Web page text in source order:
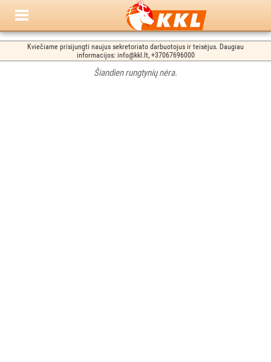
Kviečiame prisijungti naujus sekretoriato darbuotojus ir teisėjus. Daugiau
informacijos: info@kkl.lt, +37067696000
Šiandien rungtynių nėra.